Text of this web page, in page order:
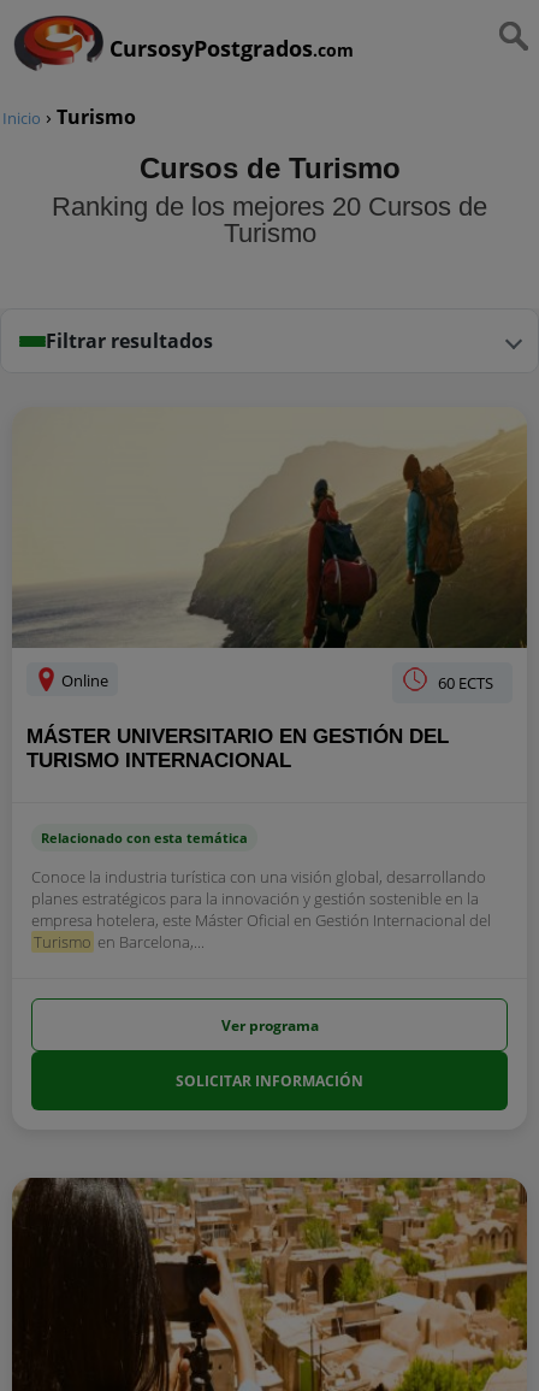
CursosyPostgrados.com
Inicio › Turismo
Cursos de Turismo
Ranking de los mejores 20 Cursos de
Turismo
Filtrar resultados
Online 60 ECTS
MÁSTER UNIVERSITARIO EN GESTIÓN DEL
TURISMO INTERNACIONAL
Relacionado con esta temática
Conoce la industria turística con una visión global, desarrollando
planes estratégicos para la innovación y gestión sostenible en la
empresa hotelera, este Máster Oficial en Gestión Internacional del
Turismo en Barcelona,...
Ver programa
SOLICITAR INFORMACIÓN